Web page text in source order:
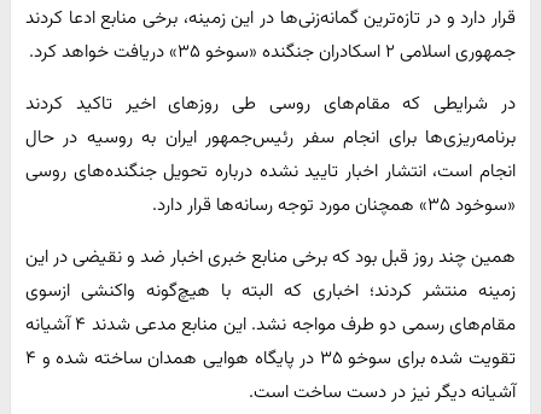
قرار دارد و در تازه‌ترین گمانه‌زنی‌ها در این زمینه، برخی منابع ادعا کردند
جمهوری اسلامی ۲ اسکادران جنگنده «سوخو ۳۵» دریافت خواهد کرد.
در شرایطی که مقام‌های روسی طی روزهای اخیر تاکید کردند
برنامه‌ریزی‌ها برای انجام سفر رئیس‌جمهور ایران به روسیه در حال
انجام است، انتشار اخبار تایید نشده درباره تحویل جنگنده‌های روسی
«سوخود ۳۵» همچنان مورد توجه رسانه‌ها قرار دارد.
همین چند روز قبل بود که برخی منابع خبری اخبار ضد و نقیضی در این
زمینه منتشر کردند؛ اخباری که البته با هیچ‌گونه واکنشی ازسوی
مقام‌های رسمی دو طرف مواجه نشد. این منابع مدعی شدند ۴ آشیانه
تقویت شده برای سوخو ۳۵ در پایگاه هوایی همدان ساخته شده و ۴
آشیانه دیگر نیز در دست ساخت است.